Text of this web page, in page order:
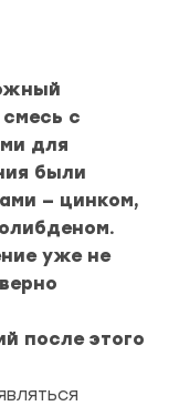
с
для
были
— цинком,
уже не
после этого